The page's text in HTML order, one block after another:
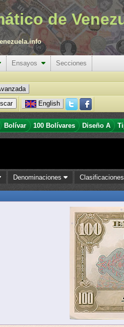
de
Ensayos
Secciones
English
Bolívar 100 Bolívares Diseño A
Denominaciones